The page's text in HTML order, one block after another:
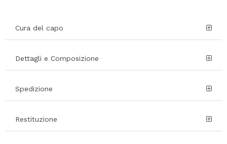
Cura del capo
Dettagli e Composizione
Spedizione
Restituzione